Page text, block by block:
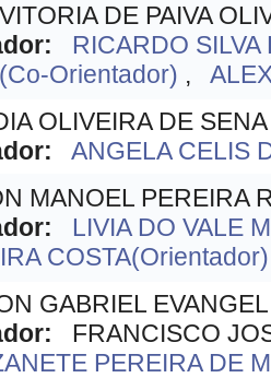
DE PAIVA
RICARDO
Orientador) ,
OLIVEIRA DE SENA
ANGELA CELIS
MANOEL PEREIRA
LIVIA DO VALE
COSTA(Orientador)
GABRIEL
FRANCISCO
PEREIRA DE